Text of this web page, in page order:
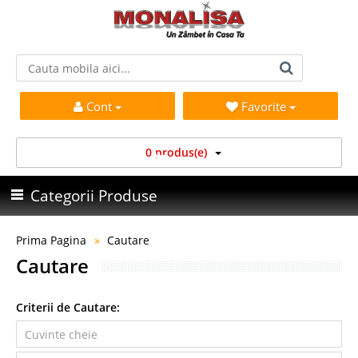
Cont Favorite
0 produs(e)
Categorii Produse
Prima Pagina Cautare
Cautare
Criterii de Cautare: